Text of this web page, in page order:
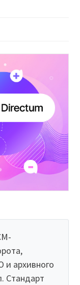
и архивного
Стандарт